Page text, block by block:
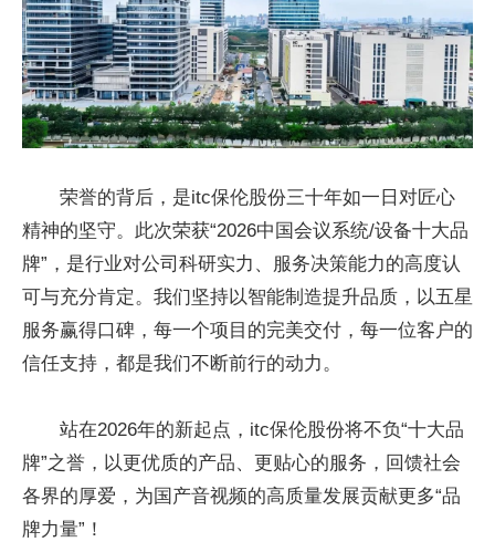
荣誉的背后，是itc保伦股份三十年如一日对匠心
精神的坚守。此次荣获“2026中国会议系统/设备十大品
牌”，是行业对公司科研实力、服务决策能力的高度认
可与充分肯定。我们坚持以智能制造提升品质，以五星
服务赢得口碑，每一个项目的完美交付，每一位客户的
信任支持，都是我们不断前行的动力。
站在2026年的新起点，itc保伦股份将不负“十大品
牌”之誉，以更优质的产品、更贴心的服务，回馈社会
各界的厚爱，为国产音视频的高质量发展贡献更多“品
牌力量”！